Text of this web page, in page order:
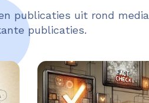
publicaties uit rond media
publicaties.